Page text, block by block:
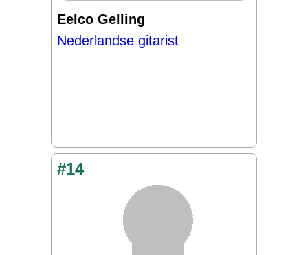
Eelco Gelling
Nederlandse gitarist
#14